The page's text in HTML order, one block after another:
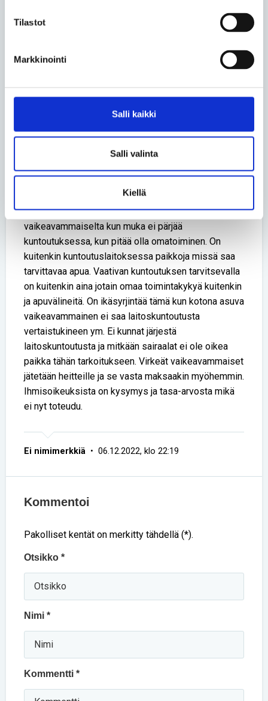
Tilastot
Markkinointi
Salli kaikki
Salli valinta
Kiellä
Lue lisää aihepiiristä
Jaa uutinen
Jaa sähköpostilla
Hakinnanvarainen kuntoutus evätään yli 65-vuotiaalta
vaikeavammaiselta kun muka ei pärjää
kuntoutuksessa, kun pitää olla omatoiminen. On
kuitenkin kuntoutuslaitoksessa paikkoja missä saa
tarvittavaa apua. Vaativan kuntoutuksen tarvitsevalla
on kuitenkin aina jotain omaa toimintakykyä kuitenkin
ja apuvälineitä. On ikäsyrjintää tämä kun kotona asuva
vaikeavammainen ei saa laitoskuntoutusta
vertaistukineen ym. Ei kunnat järjestä
laitoskuntoutusta ja mitkään sairaalat ei ole oikea
paikka tähän tarkoitukseen. Virkeät vaikeavammaiset
jätetään heitteille ja se vasta maksaakin myöhemmin.
Ihmisoikeuksista on kysymys ja tasa-arvosta mikä
ei nyt toteudu.
Ei nimimerkkiä • 06.12.2022, klo 22:19
Kommentoi
Pakolliset kentät on merkitty tähdellä (*).
Otsikko *
Nimi *
Kommentti *